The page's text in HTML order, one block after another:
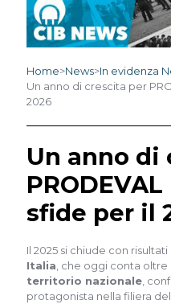
Home>News>In evidenza
Un anno di crescita per
2026
Un anno di
sfide per il
Il 2025 si chiude con
Italia, che oggi conta oltre
territorio nazionale,
protagonista nella filiera